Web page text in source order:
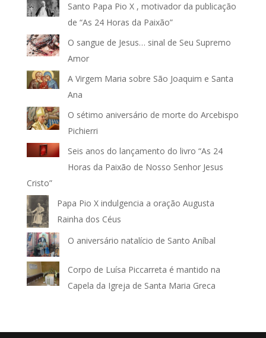
Santo Papa Pio X , motivador da publicação
de “As 24 Horas da Paixão”
O sangue de Jesus… sinal de Seu Supremo
Amor
A Virgem Maria sobre São Joaquim e Santa
Ana
O sétimo aniversário de morte do Arcebispo
Pichierri
Seis anos do lançamento do livro “As 24
Horas da Paixão de Nosso Senhor Jesus
Cristo”
Papa Pio X indulgencia a oração Augusta
Rainha dos Céus
O aniversário natalício de Santo Aníbal
Corpo de Luísa Piccarreta é mantido na
Capela da Igreja de Santa Maria Greca